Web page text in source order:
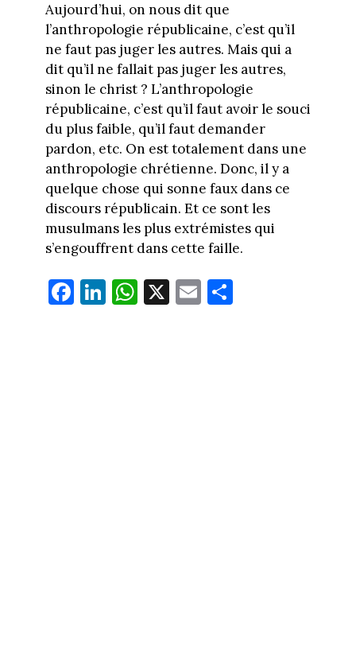
Aujourd’hui, on nous dit que
l’anthropologie républicaine, c’est qu’il
ne faut pas juger les autres. Mais qui a
dit qu’il ne fallait pas juger les autres,
sinon le christ ? L’anthropologie
républicaine, c’est qu’il faut avoir le souci
du plus faible, qu’il faut demander
pardon, etc. On est totalement dans une
anthropologie chrétienne. Donc, il y a
quelque chose qui sonne faux dans ce
discours républicain. Et ce sont les
musulmans les plus extrémistes qui
s’engouffrent dans cette faille.
Fa
ce
Li
nk
W
ha
X E
m
Pa